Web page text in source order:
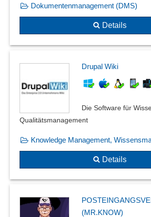
Dokumentenmanagement (DMS)
Details
Drupal Wiki
Die Software für
Qualitätsmanagement
Knowledge Management,
Details
(MR.KNOW)